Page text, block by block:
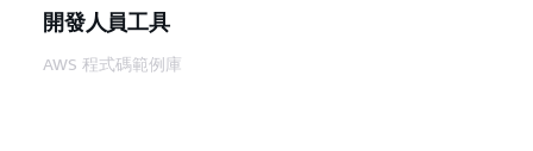
開發人員工具
AWS 程式碼範例庫